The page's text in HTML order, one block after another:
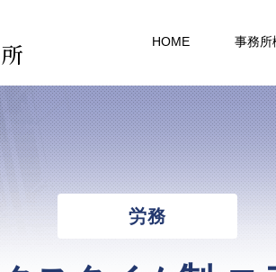
HOME 事務所
労務